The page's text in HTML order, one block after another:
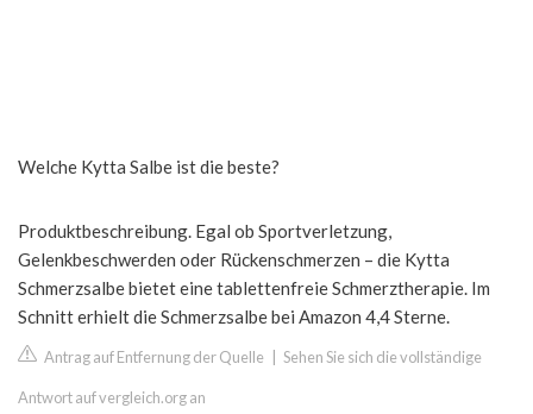
Welche Kytta Salbe ist die beste?
Produktbeschreibung. Egal ob Sportverletzung,
Gelenkbeschwerden oder Rückenschmerzen – die Kytta
Schmerzsalbe bietet eine tablettenfreie Schmerztherapie. Im
Schnitt erhielt die Schmerzsalbe bei Amazon 4,4 Sterne.
Antrag auf Entfernung der Quelle Sehen Sie sich die vollständige
Antwort auf vergleich.org an